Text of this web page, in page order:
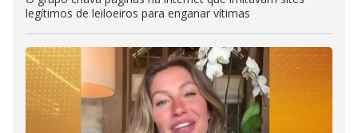
legítimos de leiloeiros para enganar vítimas